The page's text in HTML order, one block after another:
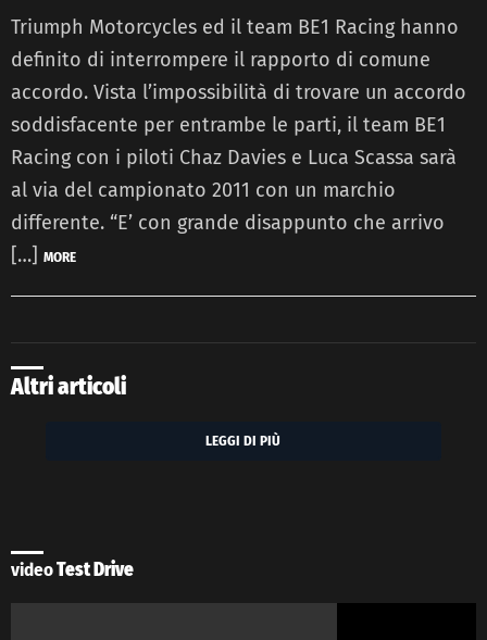
Triumph Motorcycles ed il team BE1 Racing hanno
definito di interrompere il rapporto di comune
accordo. Vista l’impossibilità di trovare un accordo
soddisfacente per entrambe le parti, il team BE1
Racing con i piloti Chaz Davies e Luca Scassa sarà
al via del campionato 2011 con un marchio
differente. “E’ con grande disappunto che arrivo
[…] MORE
Altri articoli
LEGGI DI PIÙ
videoTest Drive